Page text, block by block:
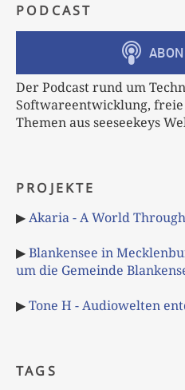
PODCAST
Der Podcast rund um
Softwareentwicklung,
Themen aus seeseekeys
PROJEKTE
▶Akaria - A World
▶Blankensee in
um die Gemeinde
▶Tone H - Audiowelten
TAGS